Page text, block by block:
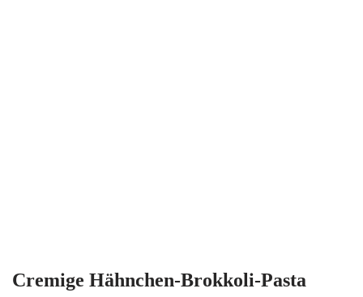
Cremige Hähnchen-Brokkoli-Pasta